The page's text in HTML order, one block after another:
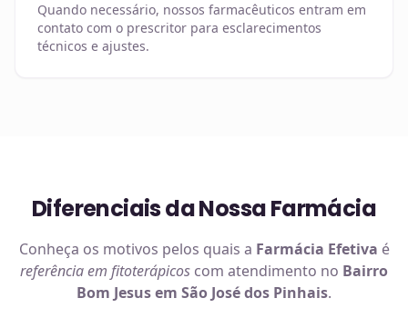
Quando necessário, nossos farmacêuticos entram em
contato com o prescritor para esclarecimentos
técnicos e ajustes.
Diferenciais da Nossa Farmácia
Conheça os motivos pelos quais a Farmácia Efetiva é
referência em fitoterápicos com atendimento no Bairro
Bom Jesus em São José dos Pinhais.